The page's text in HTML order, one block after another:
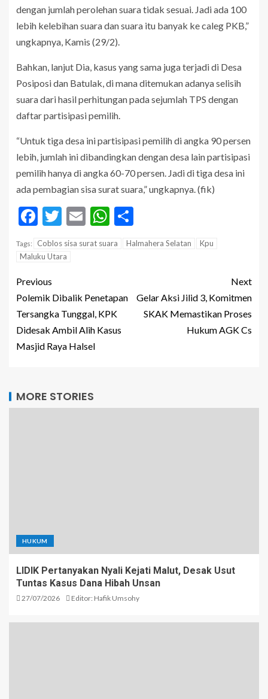
dengan jumlah perolehan suara tidak sesuai. Jadi ada 100
lebih kelebihan suara dan suara itu banyak ke caleg PKB,”
ungkapnya, Kamis (29/2).
Bahkan, lanjut Dia, kasus yang sama juga terjadi di Desa
Posiposi dan Batulak, di mana ditemukan adanya selisih
suara dari hasil perhitungan pada sejumlah TPS dengan
daftar partisipasi pemilih.
“Untuk tiga desa ini partisipasi pemilih di angka 90 persen
lebih, jumlah ini dibandingkan dengan desa lain partisipasi
pemilih hanya di angka 60-70 persen. Jadi di tiga desa ini
ada pembagian sisa surat suara,” ungkapnya. (fik)
Facebook
Twitter
EmailWhatsApp
Tags: Coblos sisa surat suara Halmahera Selatan
Kpu
Maluku Utara
Previous
Polemik Dibalik Penetapan
Tersangka Tunggal, KPK
Didesak Ambil Alih Kasus
Masjid Raya Halsel
Next
Gelar Aksi Jilid 3, Komitmen
SKAK Memastikan Proses
Hukum AGK Cs
MORE STORIES
HUKUM
LIDIK Pertanyakan Nyali Kejati Malut, Desak Usut
Tuntas Kasus Dana Hibah Unsan
27/07/2026 Editor: Hafik Umsohy